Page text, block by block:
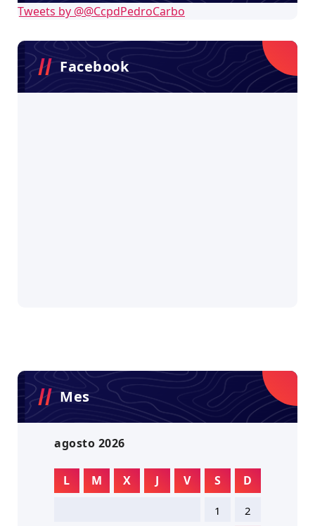
Tweets by @@CcpdPedroCarbo
Facebook
Mes
agosto 2026
L M X J V S D
1
2